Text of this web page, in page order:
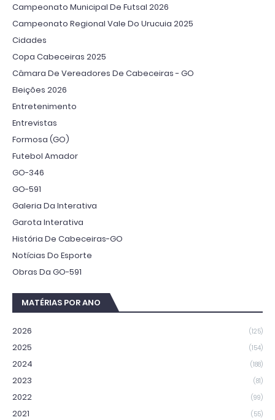
Campeonato Municipal De Futsal 2026
Campeonato Regional Vale Do Urucuia 2025
Cidades
Copa Cabeceiras 2025
Câmara De Vereadores De Cabeceiras - GO
Eleições 2026
Entretenimento
Entrevistas
Formosa (GO)
Futebol Amador
GO-346
GO-591
Galeria Da Interativa
Garota Interativa
História De Cabeceiras-GO
Notícias Do Esporte
Obras Da GO-591
MATÉRIAS POR ANO
2026 (125)
2025 (154)
2024 (188)
2023 (81)
2022 (99)
2021 (55)